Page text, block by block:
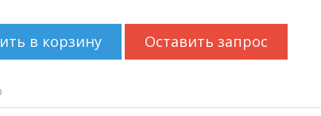
в корзину Оставить запрос